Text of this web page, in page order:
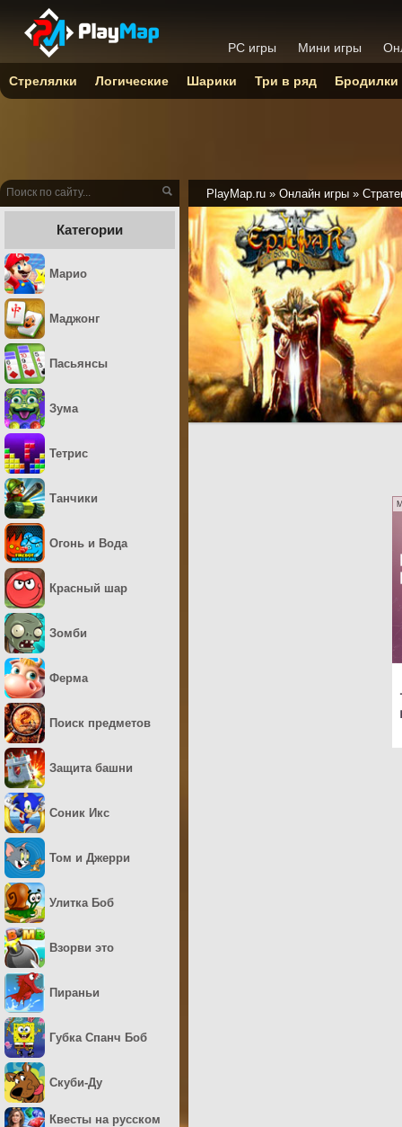
PlayMap.ru » Онлайн игры »
Категории
Марио
Маджонг
Пасьянсы
Зума
Тетрис
Танчики
Огонь и Вода
Красный шар
Зомби
Ферма
Поиск предметов
Защита башни
Соник Икс
Том и Джерри
Улитка Боб
Взорви это
Пираньи
Губка Спанч Боб
Скуби-Ду
Квесты на русском
PC игры Мини игры
Стрелялки Логические Шарики Три в ряд Бродилки